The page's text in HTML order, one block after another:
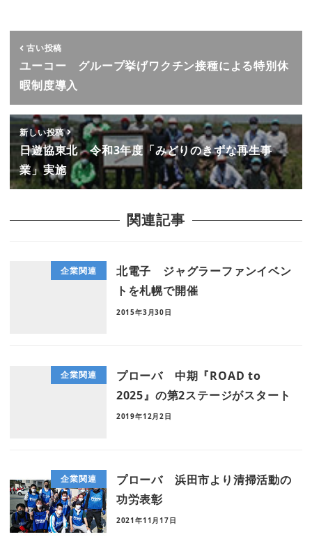
古い投稿
ユーコー グループ挙げワクチン接種による特別休
暇制度導入
新しい投稿
日遊協東北 令和3年度「みどりのきずな再生事
業」実施
関連記事
企業関連
北電子 ジャグラーファンイベン
トを札幌で開催
2015年3月30日
企業関連
プローバ 中期『ROAD to
2025』の第2ステージがスタート
2019年12月2日
企業関連
プローバ 浜田市より清掃活動の
功労表彰
2021年11月17日